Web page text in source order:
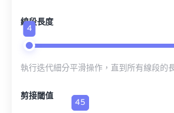
線段長度
4
執行迭代細分平滑操作，直到所有線段的
剪接閾值
45